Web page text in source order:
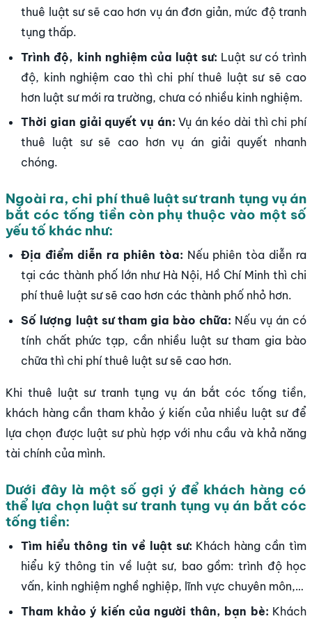
thuê luật sư sẽ cao hơn vụ án đơn giản, mức độ tranh
tụng thấp.
Trình độ, kinh nghiệm của luật sư: Luật sư có trình
độ, kinh nghiệm cao thì chi phí thuê luật sư sẽ cao
hơn luật sư mới ra trường, chưa có nhiều kinh nghiệm.
Thời gian giải quyết vụ án: Vụ án kéo dài thì chi phí
thuê luật sư sẽ cao hơn vụ án giải quyết nhanh
chóng.
Ngoài ra, chi phí thuê luật sư tranh tụng vụ án
bắt cóc tống tiền còn phụ thuộc vào một số
yếu tố khác như:
Địa điểm diễn ra phiên tòa: Nếu phiên tòa diễn ra
tại các thành phố lớn như Hà Nội, Hồ Chí Minh thì chi
phí thuê luật sư sẽ cao hơn các thành phố nhỏ hơn.
Số lượng luật sư tham gia bào chữa: Nếu vụ án có
tính chất phức tạp, cần nhiều luật sư tham gia bào
chữa thì chi phí thuê luật sư sẽ cao hơn.
Khi thuê luật sư tranh tụng vụ án bắt cóc tống tiền,
khách hàng cần tham khảo ý kiến của nhiều luật sư để
lựa chọn được luật sư phù hợp với nhu cầu và khả năng
tài chính của mình.
Dưới đây là một số gợi ý để khách hàng có
thể lựa chọn luật sư tranh tụng vụ án bắt cóc
tống tiền:
Tìm hiểu thông tin về luật sư: Khách hàng cần tìm
hiểu kỹ thông tin về luật sư, bao gồm: trình độ học
vấn, kinh nghiệm nghề nghiệp, lĩnh vực chuyên môn,…
Tham khảo ý kiến của người thân, bạn bè: Khách